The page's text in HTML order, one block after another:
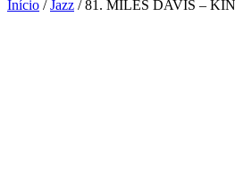
Início /Jazz / 81. MILES DAVIS –